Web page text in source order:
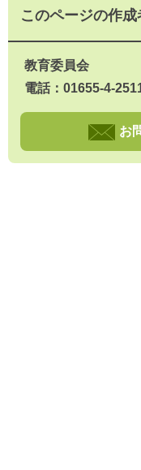
このページの作
教育委員会
電話：01655-4-
お